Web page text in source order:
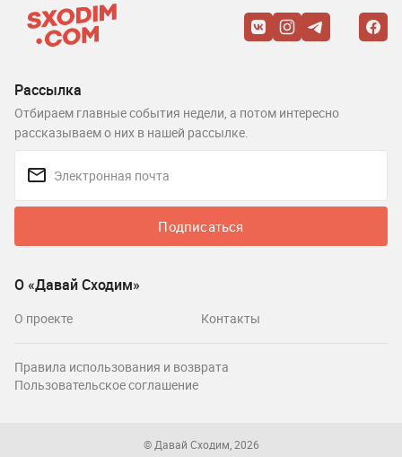
Рассылка
Отбираем главные события недели, а потом интересно
рассказываем о них в нашей рассылке.
Подписаться
О «Давай Сходим»
О проекте Контакты
Правила использования и возврата
Пользовательское соглашение
© Давай Сходим, 2026